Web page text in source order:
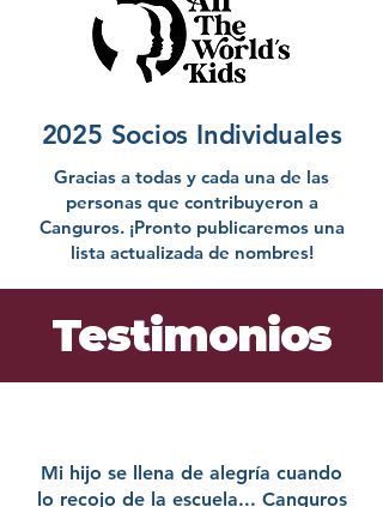
2025 Socios Individuales
Gracias a todas y cada una de las
personas que contribuyeron a
Canguros. ¡Pronto publicaremos una
lista actualizada de nombres!
Testimonios
Mi hijo se llena de alegría cuando
lo recojo de la escuela... Canguros